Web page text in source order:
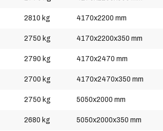
2810 kg 4170x2200 mm
2750 kg 4170x2200x350 mm
2790 kg 4170x2470 mm
2700 kg 4170x2470x350 mm
2750 kg 5050x2000 mm
2680 kg 5050x2000x350 mm